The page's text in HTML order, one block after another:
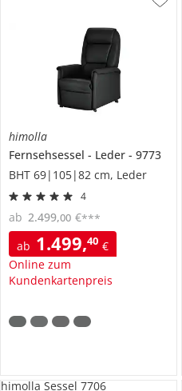
himolla
Fernsehsessel
Leder
9773
BHT 69|105|82 cm, Leder
4
ab 1.499,40 €
Online zum
Kundenkartenpreis
ab 2.499,00 €***
himolla Sessel 7706